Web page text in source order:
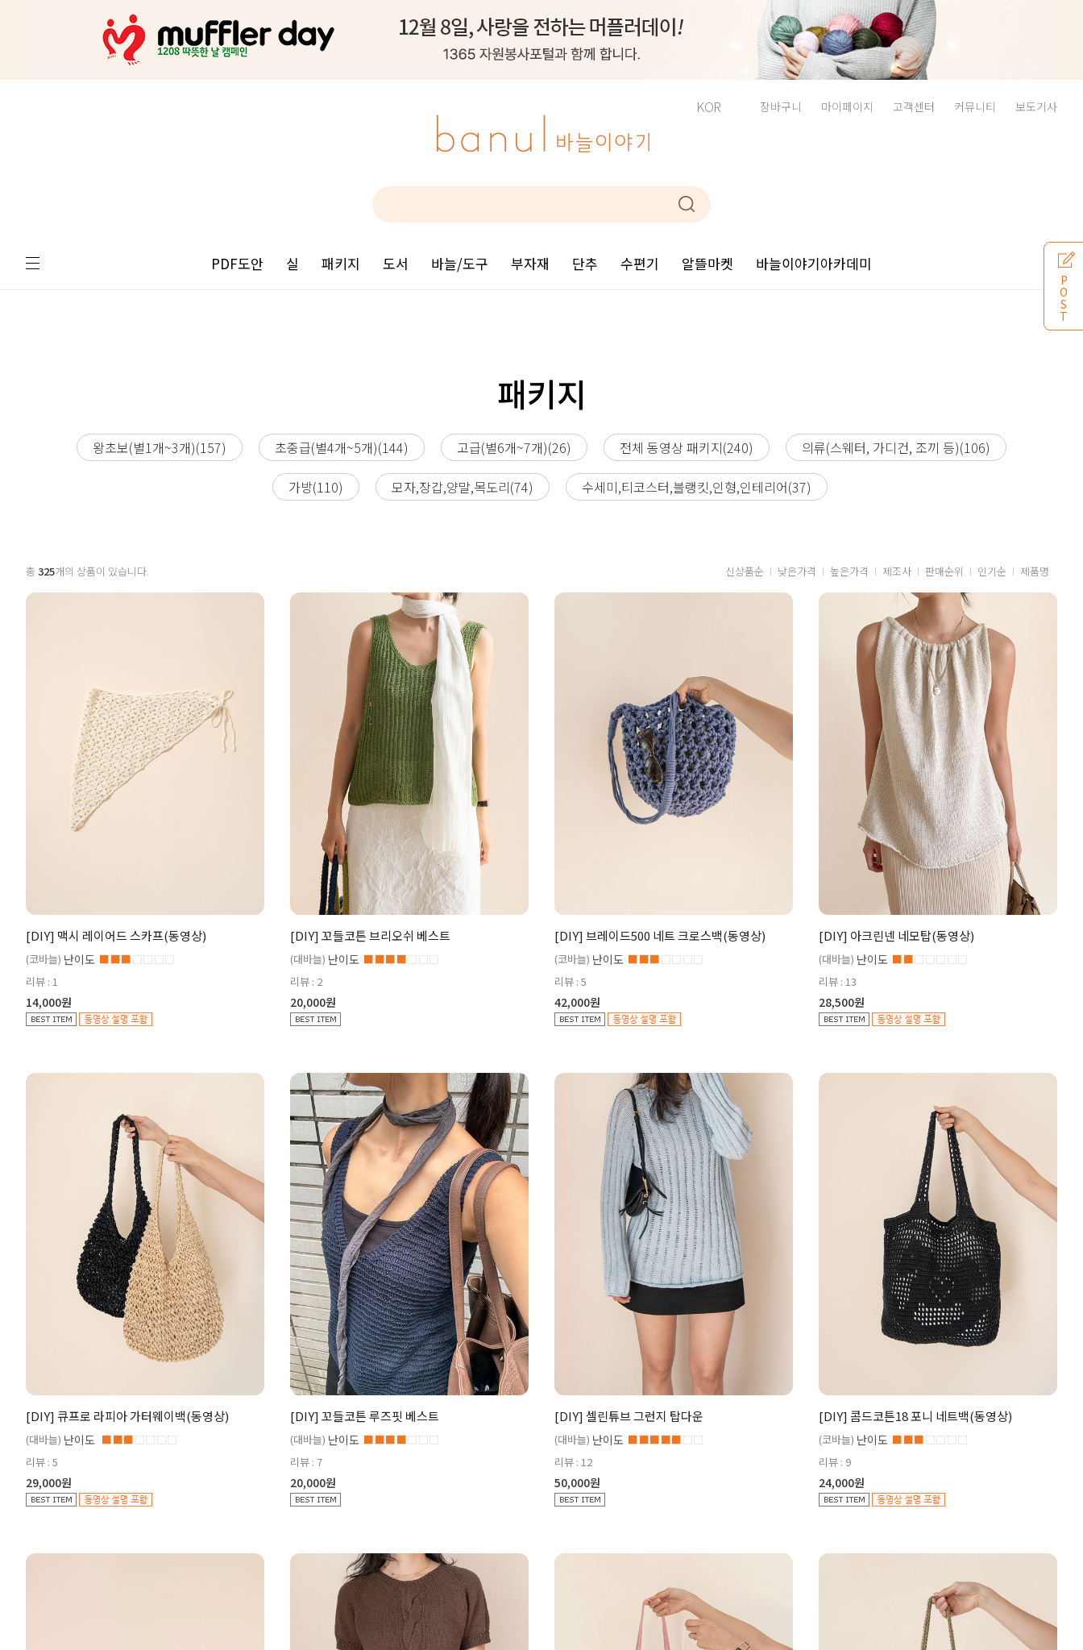
KOR 장바구니 마이페이지 고객센터 커뮤니티 보도기사
PDF도안 실 패키지 도서 바늘/도구 부자재 단추 수편기 알뜰마켓 바늘이야기아카데미
패키지
왕초보(별1개~3개)(157) 초중급(별4개~5개)(144) 고급(별6개~7개)(26) 전체 동영상 패키지(240) 의류(스웨터, 가디건, 조끼 등)(106)
가방(110) 모자,장갑,양말,목도리(74) 수세미,티코스터,블랭킷,인형,인테리어(37)
총 325개의 상품이 있습니다. 신상품순 낮은가격 높은가격 제조사 판매순위 인기순 제품명
[DIY] 맥시 레이어드 스카프(동영상)
(코바늘) 난이도 ■■■□□□□
리뷰 : 1
14,000원
[DIY] 꼬들코튼 브리오쉬 베스트
(대바늘) 난이도 ■■■■□□□
리뷰 : 2
20,000원
[DIY] 브레이드500 네트 크로스백(동영상)
(코바늘) 난이도 ■■■□□□□
리뷰 : 5
42,000원
[DIY] 아크린넨 네모탑(동영상)
(대바늘) 난이도 ■■□□□□□
리뷰 : 13
28,500원
[DIY] 큐프로 라피아 가터웨이백(동영상)
(대바늘) 난이도 ■■■□□□□
리뷰 : 5
29,000원
[DIY] 꼬들코튼 루즈핏 베스트
(대바늘) 난이도 ■■■■□□□
리뷰 : 7
20,000원
[DIY] 셀린튜브 그런지 탑다운
(대바늘) 난이도 ■■■■■□□
리뷰 : 12
50,000원
[DIY] 콤드코튼18 포니 네트백(동영상)
(코바늘) 난이도 ■■■□□□□
리뷰 : 9
24,000원
P
O
S
T